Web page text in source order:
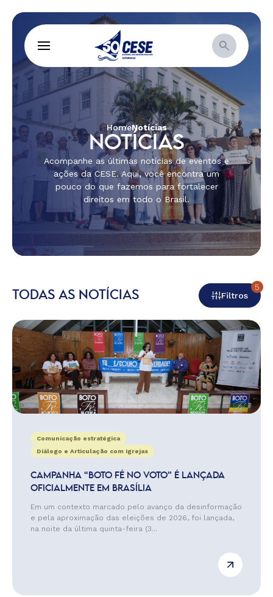
HomeNotícias
NOTÍCIAS
Acompanhe as últimas notícias de eventos e
ações da CESE. Aqui, você encontra um
pouco do que fazemos para fortalecer
direitos em todo o Brasil.
TODAS AS NOTÍCIAS Filtros
5
Comunicação estratégica
Diálogo e Articulação com Igrejas
CAMPANHA “BOTO FÉ NO VOTO” É LANÇADA
OFICIALMENTE EM BRASÍLIA
Em um contexto marcado pelo avanço da desinformação
e pela aproximação das eleições de 2026, foi lançada,
na noite da última quinta-feira (3...